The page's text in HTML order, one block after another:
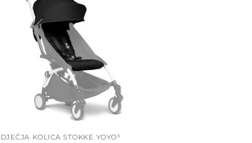
DJEČJA KOLICA STOKKE YOYO³